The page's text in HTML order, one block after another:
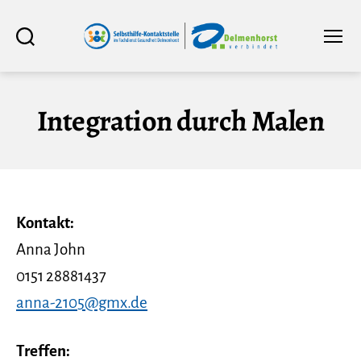
im
Integration durch Malen
Kontakt:
Anna John
0151 28881437
anna-2105@gmx.de
Treffen: